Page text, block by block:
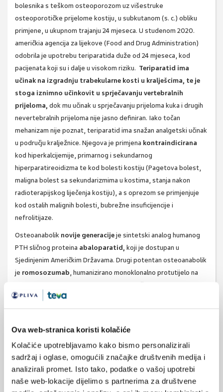
Ova web-stranica koristi kolačiće
Kolačiće upotrebljavamo kako bismo personalizirali
sadržaj i oglase, omogućili značajke društvenih medija i
analizirali promet. Isto tako, podatke o vašoj upotrebi
naše web-lokacije dijelimo s partnerima za društvene
bolesnika s teškom osteoporozom uz višestruke
osteoporotičke prijelome kostiju, u subkutanom (s. c.) obliku
primjene, u ukupnom trajanju 24 mjeseca. U studenom 2020.
američkia agencija za lijekove (Food and Drug Administration)
odobrila je upotrebu teriparatida duže od 24 mjeseca, kod
pacijenata koji su i dalje u visokom riziku. Teriparatid ima
učinak na izgradnju trabekularne kosti u kralješcima, te je
stoga iznimno učinkovit u sprječavanju vertebralnih
prijeloma, dok mu učinak u sprječavanju prijeloma kuka i drugih
nevertebralnih prijeloma nije jasno definiran. Iako točan
mehanizam nije poznat, teriparatid ima snažan analgetski učinak
u području kralježnice. Njegova je primjena kontraindicirana
kod hiperkalcijemije, primarnog i sekundarnog
hiperparatireoidizma te kod bolesti kostiju (Pagetova bolest,
maligna bolest sa sekundarizmima u kostima, stanja nakon
radioterapijskog liječenja kostiju), a s oprezom se primjenjuje
kod ostalih malignih bolesti, bubrežne insuficijencije i
nefrolitijaze.
Osteoanabolik novije generacijeje sintetski analog humanog
PTH sličnog proteina abaloparatid, koji je dostupan u
Sjedinjenim Američkim Državama. Drugi potentan osteoanabolik
je romosozumab, humanizirano monoklonalno protutijelo na
sklerostin, koji prema rezultatima dosadašnjih znanstvenih
istraživanja pokazuje i antiresorptivni učinak na kost, ali uz
navedenog perioda značajno smanjuje njegovo osnovno
djelovanje. Aktualno se provode brojna znanstvena istraživanja
lijekova za osteoporozu, u prvom redu osteoanaboličkog učinka
Wnt signalnalizacije.
Uz prethodno navedene osteoanabolike, u liječenje težeg